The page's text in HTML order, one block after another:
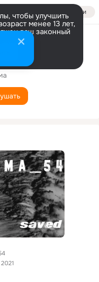
Войти
чтобы улучшить
менее 13 лет,
ваш законный
2021